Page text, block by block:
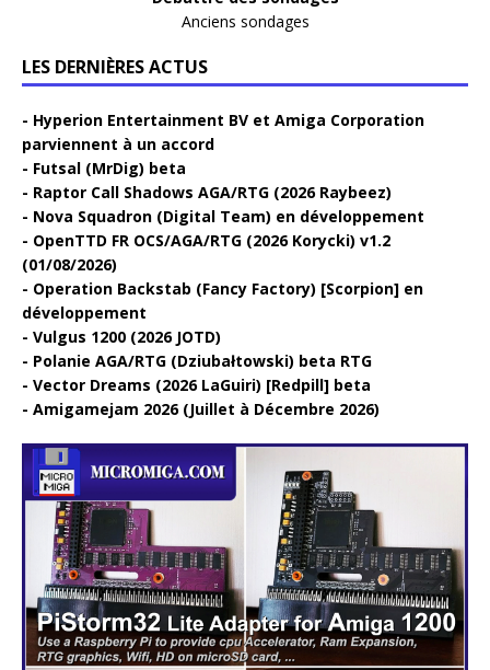
Anciens sondages
LES DERNIÈRES ACTUS
Hyperion Entertainment BV et Amiga Corporation
parviennent à un accord
Futsal (MrDig) beta
Raptor Call Shadows AGA/RTG (2026 Raybeez)
Nova Squadron (Digital Team) en développement
OpenTTD FR OCS/AGA/RTG (2026 Korycki) v1.2
(01/08/2026)
Operation Backstab (Fancy Factory) [Scorpion] en
développement
Vulgus 1200 (2026 JOTD)
Polanie AGA/RTG (Dziubałtowski) beta RTG
Vector Dreams (2026 LaGuiri) [Redpill] beta
Amigamejam 2026 (Juillet à Décembre 2026)